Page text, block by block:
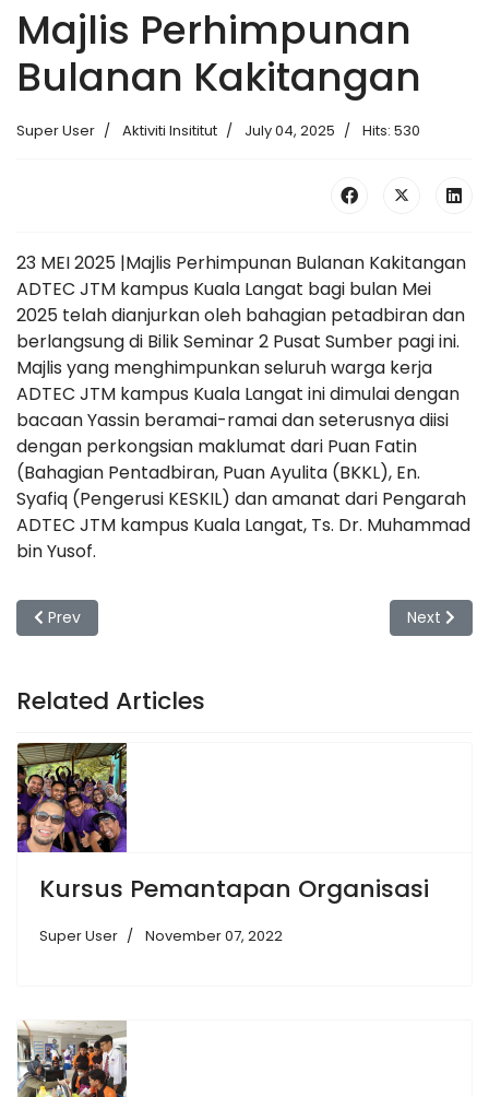
Majlis Perhimpunan
Bulanan Kakitangan
Super User Aktiviti Insititut July 04, 2025 Hits: 530
23 MEI 2025 |Majlis Perhimpunan Bulanan Kakitangan
ADTEC JTM kampus Kuala Langat bagi bulan Mei
2025 telah dianjurkan oleh bahagian petadbiran dan
berlangsung di Bilik Seminar 2 Pusat Sumber pagi ini.
Majlis yang menghimpunkan seluruh warga kerja
ADTEC JTM kampus Kuala Langat ini dimulai dengan
bacaan Yassin beramai-ramai dan seterusnya diisi
dengan perkongsian maklumat dari Puan Fatin
(Bahagian Pentadbiran, Puan Ayulita (BKKL), En.
Syafiq (Pengerusi KESKIL) dan amanat dari Pengarah
ADTEC JTM kampus Kuala Langat, Ts. Dr. Muhammad
bin Yusof.
Previous article: Sambutan Hari TVET Negara 2025 Anjuran
Prev Next
Next
Related Articles
Kursus Pemantapan Organisasi
Super User November 07, 2022